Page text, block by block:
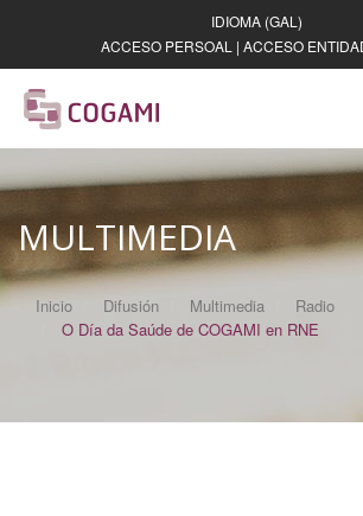
IDIOMA (GAL)
ACCESO PERSOAL | ACCESO
MULTIMEDIA
Inicio Difusión Multimedia
Radio
O Día da Saúde de COGAMI en RNE